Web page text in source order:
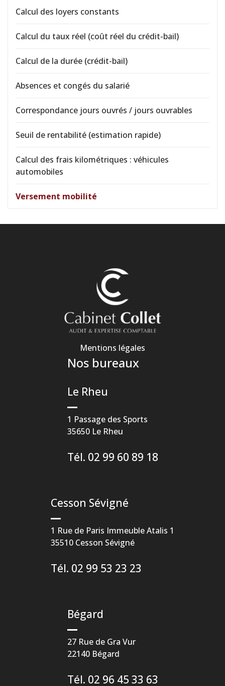
Calcul des loyers constants
Calcul du taux réel (coût réel du crédit-bail)
Calcul de la durée (crédit-bail)
Absences et congés du salarié
Correspondance jours ouvrés / jours ouvrables
Seuil de rentabilité (estimation rapide)
Calcul des frais kilométriques : véhicules
automobiles
Versement mobilité
Mentions légales
Nos bureaux
Le Rheu
1 Passage des Sports
35650 Le Rheu
Tél. 02 99 60 89 18
Cesson Sévigné
1 Rue de Paris Immeuble Atalis 1
35510 Cesson Sévigné
Tél. 02 99 53 23 23
Bégard
27 Rue de Gra Vur
22140 Bégard
Tél. 02 96 45 33 63